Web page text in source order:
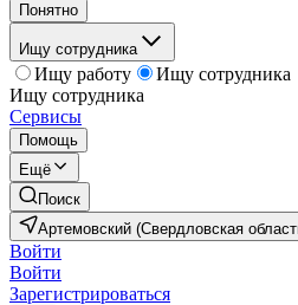
Понятно
Ищу сотрудника
Ищу работу
Ищу сотрудника
Ищу сотрудника
Сервисы
Помощь
Ещё
Поиск
Артемовский (Свердловская
Войти
Войти
Зарегистрироваться